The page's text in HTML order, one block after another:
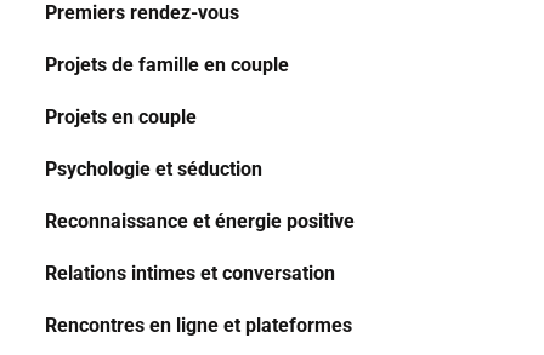
Premiers rendez-vous
Projets de famille en couple
Projets en couple
Psychologie et séduction
Reconnaissance et énergie positive
Relations intimes et conversation
Rencontres en ligne et plateformes